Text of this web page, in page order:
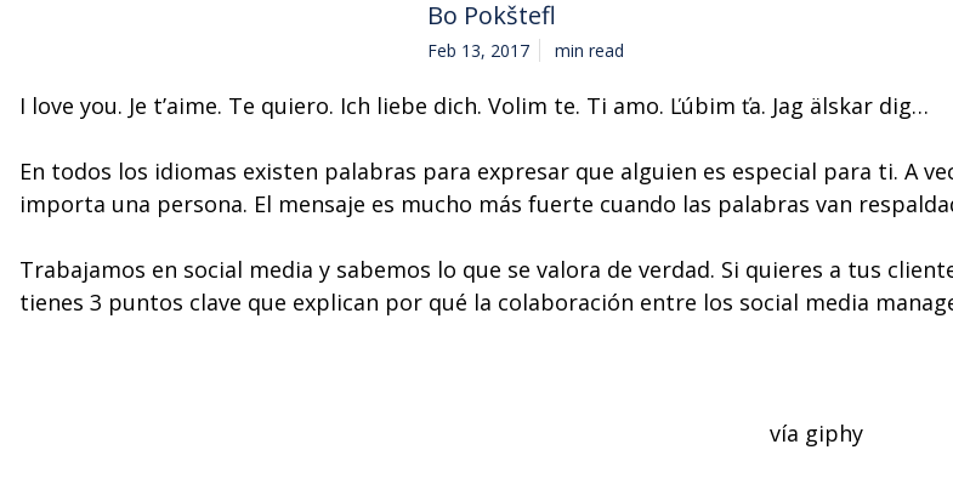
Bo Pokštefl
Feb 13, 2017 min read
I love you. Je t’aime. Te quiero. Ich liebe dich. Volim te. Ti amo. Ľúbim ťa. Jag älskar dig…
En todos los idiomas existen palabras para expresar que alguien es especial para ti. A
importa una persona. El mensaje es mucho más fuerte cuando las palabras van
Trabajamos en social media y sabemos lo que se valora de verdad. Si quieres a tus
tienes 3 puntos clave que explican por qué la colaboración entre los social media
vía giphy